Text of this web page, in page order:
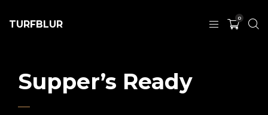
TURFBLUR
0
Supper’s Ready